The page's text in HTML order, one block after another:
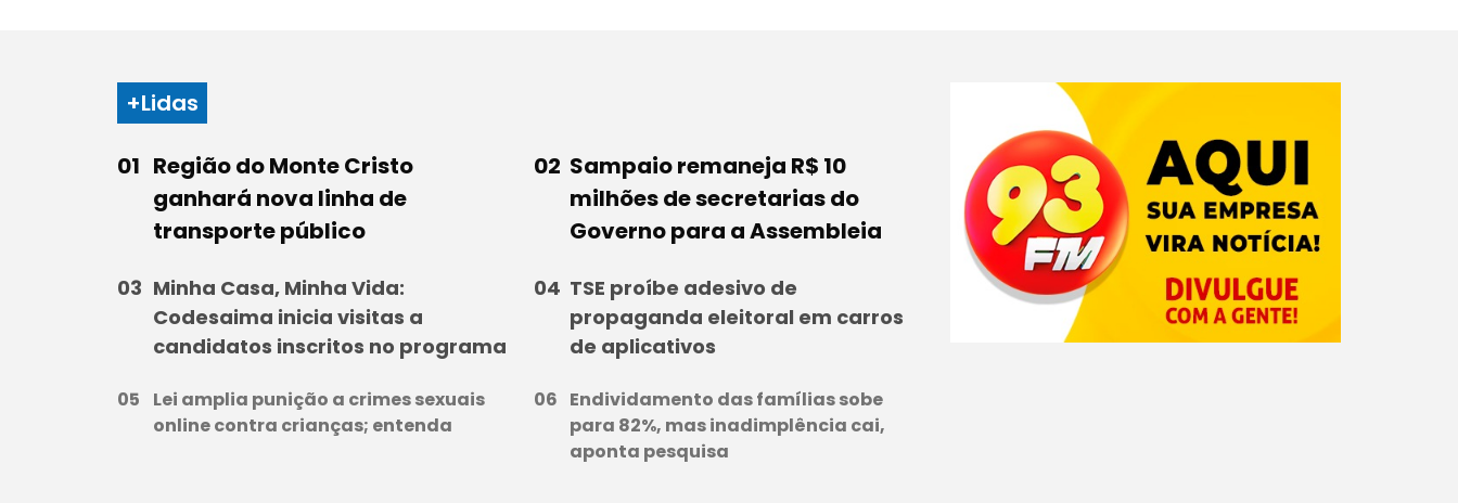
+Lidas
Região do Monte Cristo
ganhará nova linha de
transporte público
Sampaio remaneja R$ 10
milhões de secretarias do
Governo para a Assembleia
Minha Casa, Minha Vida:
Codesaima inicia visitas a
candidatos inscritos no programa
TSE proíbe adesivo de
propaganda eleitoral em carros
de aplicativos
Lei amplia punição a crimes sexuais
online contra crianças; entenda
Endividamento das famílias sobe
para 82%, mas inadimplência cai,
aponta pesquisa